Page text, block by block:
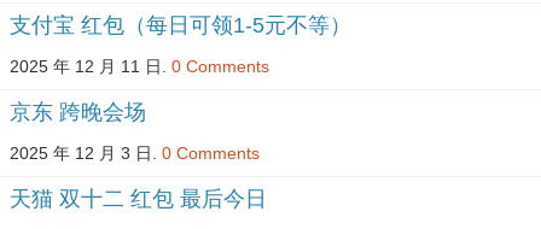
支付宝 红包（每日可领1-5元不等）
2025 年 12 月 11 日. 0 Comments
京东 跨晚会场
2025 年 12 月 3 日. 0 Comments
天猫 双十二 红包 最后今日